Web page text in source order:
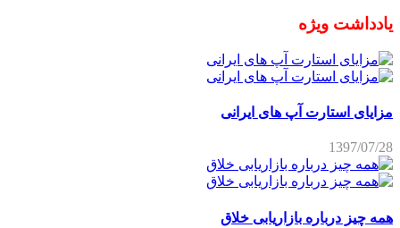
یادداشت ویژه
مزایای استارت آپ های ایرانی
1397/07/28
همه چیز درباره بازاریابی خلاق